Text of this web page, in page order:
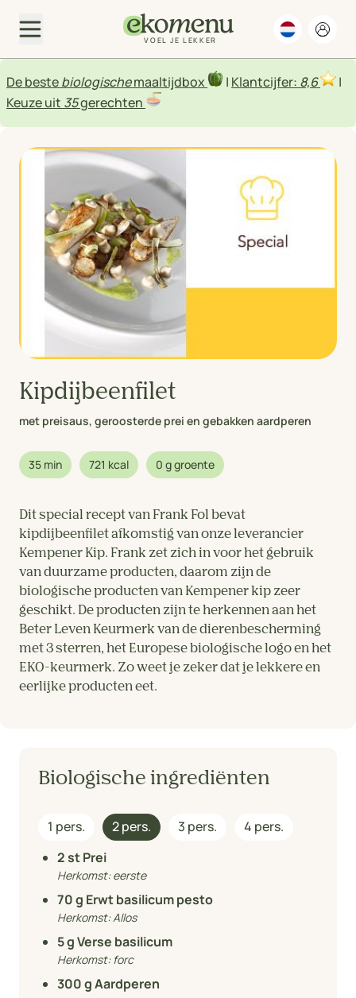
VOEL JE LEKKER
De bestebiologischemaaltijdbox | Klantcijfer: 8,6
|
Keuze uit 35gerechten
Kipdijbeenfilet
met preisaus, geroosterde prei en gebakken aardperen
35 min 721 kcal 0 g groente
Dit special recept van Frank Fol bevat
kipdijbeenfilet afkomstig van onze leverancier
Kempener Kip. Frank zet zich in voor het gebruik
van duurzame producten, daarom zijn de
biologische producten van Kempener kip zeer
geschikt. De producten zijn te herkennen aan het
Beter Leven Keurmerk van de dierenbescherming
met 3 sterren, het Europese biologische logo en het
EKO-keurmerk. Zo weet je zeker dat je lekkere en
eerlijke producten eet.
Biologische ingrediënten
1 pers. 2 pers. 3 pers.
4 pers.
2st Prei
Herkomst:eerste
70g Erwt basilicum pesto
Herkomst:Allos
5g Verse basilicum
Herkomst: forc
300g Aardperen